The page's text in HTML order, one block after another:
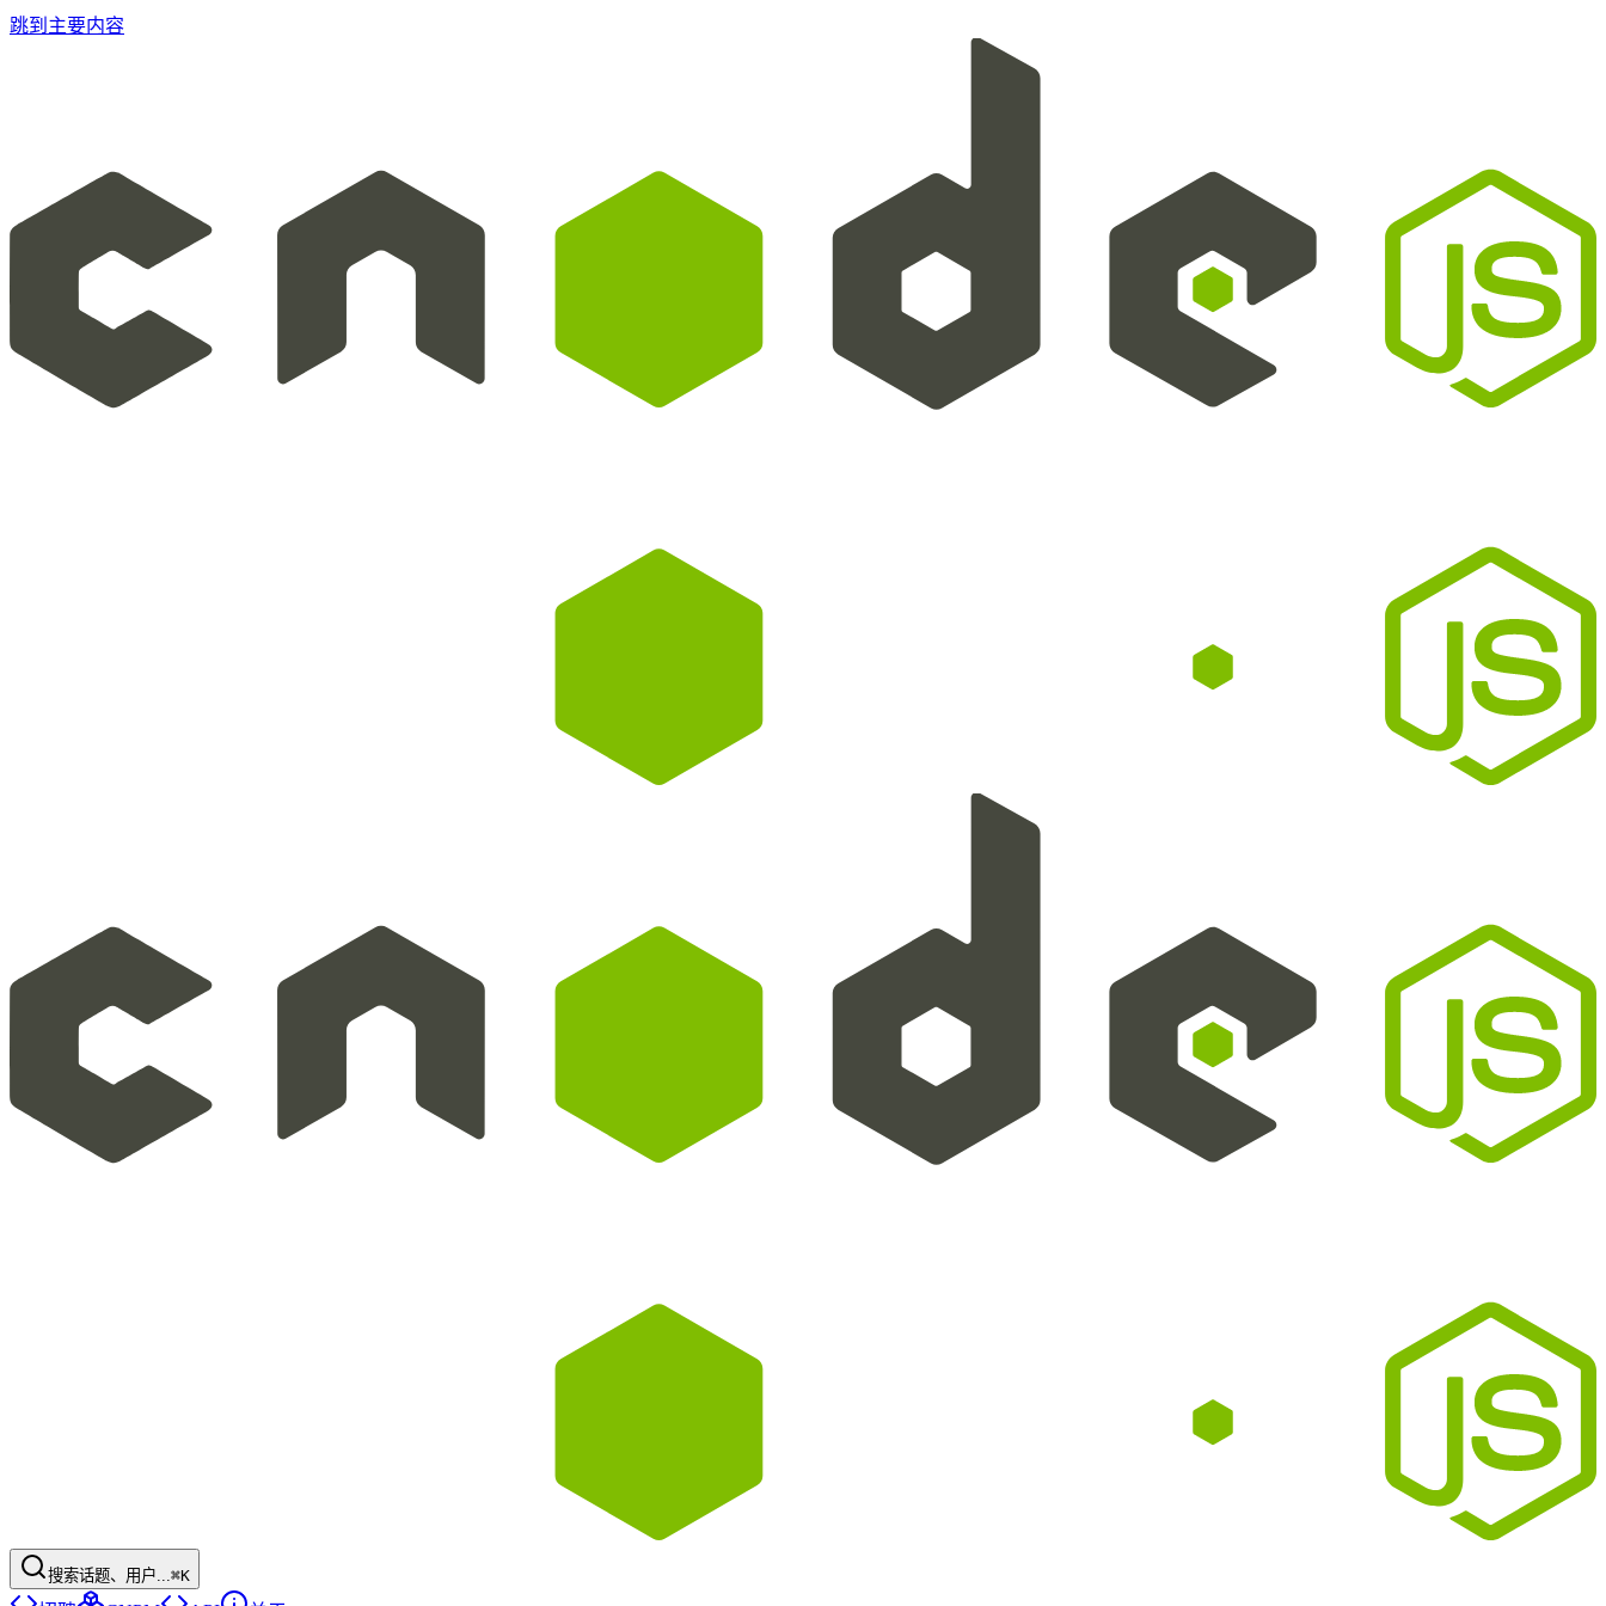
跳到主要内容
搜索话题、用户...⌘K